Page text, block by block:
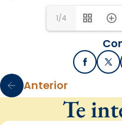
1/4
X /
Anterior
Te